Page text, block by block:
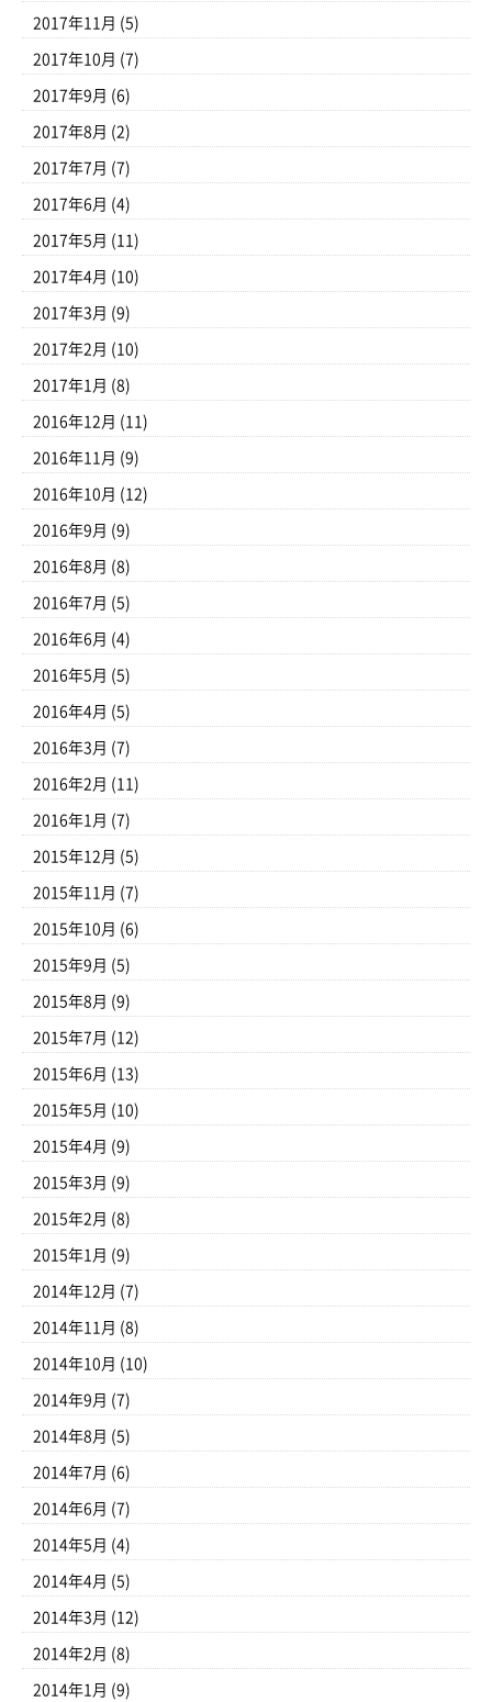
2017年11月 (5)
2017年10月 (7)
2017年9月 (6)
2017年8月 (2)
2017年7月 (7)
2017年6月 (4)
2017年5月 (11)
2017年4月 (10)
2017年3月 (9)
2017年2月 (10)
2017年1月 (8)
2016年12月 (11)
2016年11月 (9)
2016年10月 (12)
2016年9月 (9)
2016年8月 (8)
2016年7月 (5)
2016年6月 (4)
2016年5月 (5)
2016年4月 (5)
2016年3月 (7)
2016年2月 (11)
2016年1月 (7)
2015年12月 (5)
2015年11月 (7)
2015年10月 (6)
2015年9月 (5)
2015年8月 (9)
2015年7月 (12)
2015年6月 (13)
2015年5月 (10)
2015年4月 (9)
2015年3月 (9)
2015年2月 (8)
2015年1月 (9)
2014年12月 (7)
2014年11月 (8)
2014年10月 (10)
2014年9月 (7)
2014年8月 (5)
2014年7月 (6)
2014年6月 (7)
2014年5月 (4)
2014年4月 (5)
2014年3月 (12)
2014年2月 (8)
2014年1月 (9)